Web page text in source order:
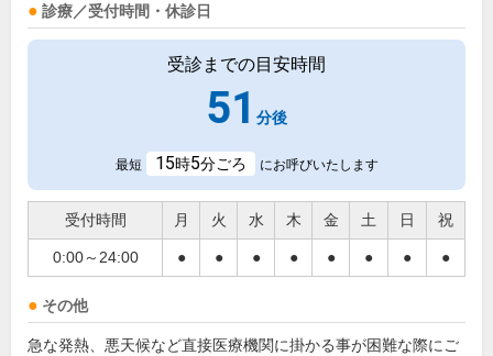
診療／受付時間・休診日
受診までの目安時間
51 分後
最短 15時5分ごろ にお呼びいたします
受付時間 月 火 水 木 金 土 日 祝
0:00～24:00 ● ● ● ● ● ● ● ●
その他
急な発熱、悪天候など直接医療機関に掛かる事が困難な際にご